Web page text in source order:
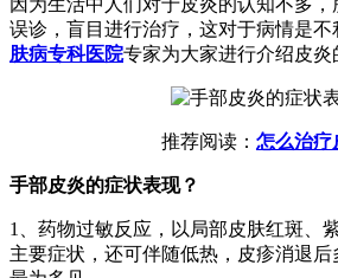
误诊，盲目进行治疗，这对于病情是
肤病专科医院专家为大家进行介绍皮炎
推荐阅读： 怎么治疗
手部皮炎的症状表现？
1、药物过敏反应，以局部皮肤红斑、
主要症状，还可伴随低热，皮疹消退